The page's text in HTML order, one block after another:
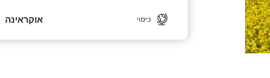
כיסוי אוקראינה